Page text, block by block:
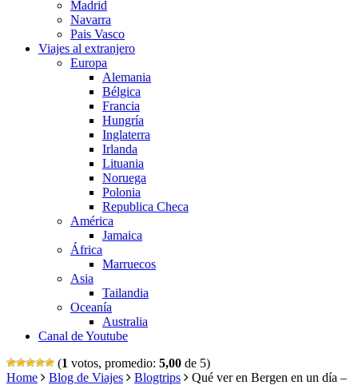
Madrid
Navarra
Pais Vasco
Viajes al extranjero
Europa
Alemania
Bélgica
Francia
Hungría
Inglaterra
Irlanda
Lituania
Noruega
Polonia
Republica Checa
América
Jamaica
África
Marruecos
Asia
Tailandia
Oceanía
Australia
Canal de Youtube
(1 votos, promedio: 5,00 de 5)
Home
Blog de Viajes Blogtrips
Qué ver en Bergen en un día –